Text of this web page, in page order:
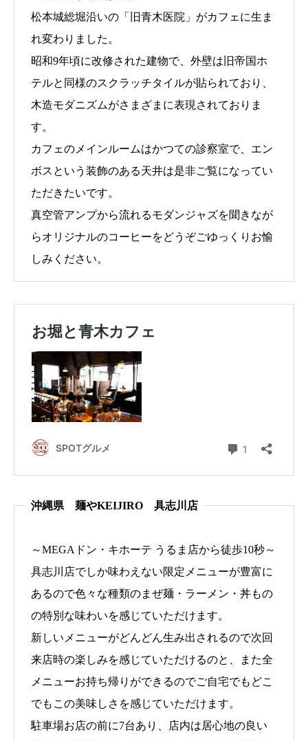
松本城総堀沿いの「旧青木医院」がカフェに生ま
れ変わりました。
昭和9年頃に改修された建物で、外壁は旧帝国ホ
テルと同様のスクラッチタイルが貼られており、
木造モダニズムがさまざまに表現されておりま
す。
カフェのメインルームはかつての診察室で、エン
ボスという装飾のある天井は是非ご覧になってい
ただきたいです。
真空管アンプから流れるモダンジャズを聞きなが
らオリジナルのコーヒーをどうぞごゆっくりお愉
しみください。
沖縄県 麺やKEIJIRO 具志川店
～MEGAドン・キホーテ うるま店から徒歩10秒～
具志川店でしか味わえない限定メニューが豊富に
あるので色々な種類のまぜ麺・ラーメン・丼もの
の特別な味わいを感じていただけます。
新しいメニューがどんどん生み出されるので次回
来店時の楽しみを感じていただけるのと、また全
メニューお持ち帰りができるのでご自宅でもどこ
でもこの美味しさを感じていただけます。
駐車場お店の前に7台あり、店内は居心地の良い